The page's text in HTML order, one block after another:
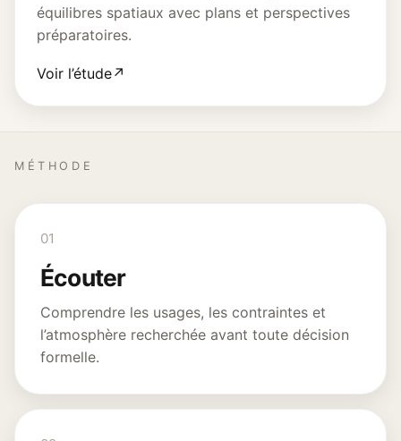
équilibres spatiaux avec plans et perspectives
préparatoires.
Voir l’étude↗
MÉTHODE
01
Écouter
Comprendre les usages, les contraintes et
l’atmosphère recherchée avant toute décision
formelle.